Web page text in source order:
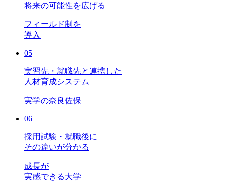
将来の可能性を広げる
フィールド制を
導入
05
実習先・就職先と連携した
人材育成システム
実学の奈良佐保
06
採用試験・就職後に
その違いが分かる
成長が
実感できる大学